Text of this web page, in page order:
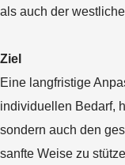
als auch der
Ziel
Eine langfristige
individuellen Bedarf,
sondern auch den
sanfte Weise zu